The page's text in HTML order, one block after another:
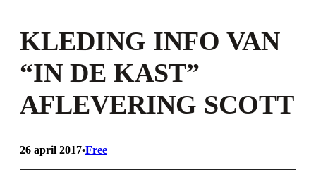
KLEDING INFO VAN
“IN DE KAST”
AFLEVERING SCOTT
26 april 2017•Free